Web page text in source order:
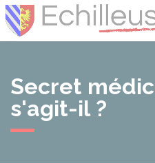
Secret
s'agit-il ?